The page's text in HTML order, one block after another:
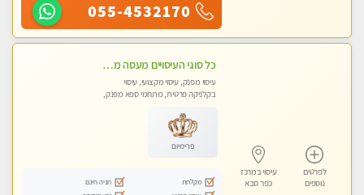
055-4532170
לפרטים
נוספים
עיסוי במרכז
כפר סבא
כל סוגי העיסויים מעסה מקצועית ואיכותית פרטי!!!
עיסוי מפנק, עיסוי מקצועי, עיסוי
בקלניקה פרטית, מתחמי ספא מפנק,
פרימיום
מקלחת
חניה חינם